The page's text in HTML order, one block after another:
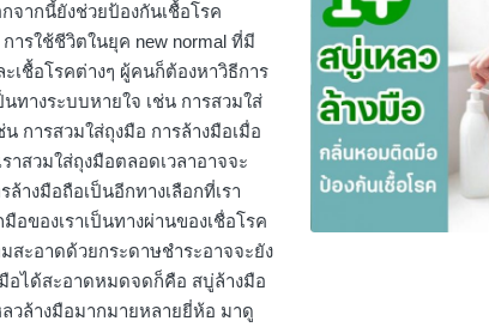
จากนี้ยังช่วยป้องกันเชื้อโรค
รใช้ชีวิตในยุค new normal ที่มี
ชื้อโรคต่างๆ ผู้คนก็ต้องหาวิธีการ
ทางระบบหายใจ เช่น การสวมใส่
การสวมใส่ถุงมือ การล้างมือเมื่อ
สวมใส่ถุงมือตลอดเวลาอาจจะ
างมือถือเป็นอีกทางเลือกที่เรา
อของเราเป็นทางผ่านของเชื่อโรค
สะอาดด้วยกระดาษชำระอาจจะยัง
อได้สะอาดหมดจดก็คือ สบู่ล้างมือ
วล้างมือมากมายหลายยี่ห้อ มาดู